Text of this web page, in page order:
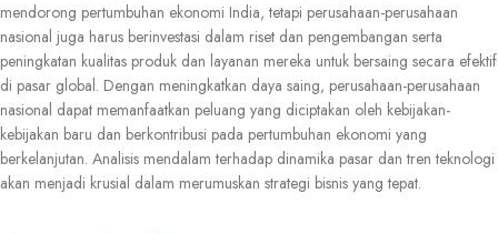
mendorong pertumbuhan ekonomi India, tetapi perusahaan-perusahaan
nasional juga harus berinvestasi dalam riset dan pengembangan serta
peningkatan kualitas produk dan layanan mereka untuk bersaing secara efektif
di pasar global. Dengan meningkatkan daya saing, perusahaan-perusahaan
nasional dapat memanfaatkan peluang yang diciptakan oleh kebijakan-
kebijakan baru dan berkontribusi pada pertumbuhan ekonomi yang
berkelanjutan. Analisis mendalam terhadap dinamika pasar dan tren teknologi
akan menjadi krusial dalam merumuskan strategi bisnis yang tepat.